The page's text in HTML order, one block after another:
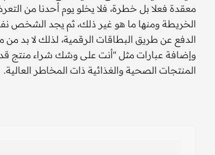
معقدة فعلا بل خطرة، فلا يخلو يوم أحدنا من
الخريطة ومنها ما هو غير ذلك، ثم يجد الشخص
الدفع عن طريق البطاقات الرقمية، لذلك لا بد
وإضافة عبارات مثل "أنت على وشك شراء منتج
المنتجات الصحية والغذائية ذات المخاطر العالية.